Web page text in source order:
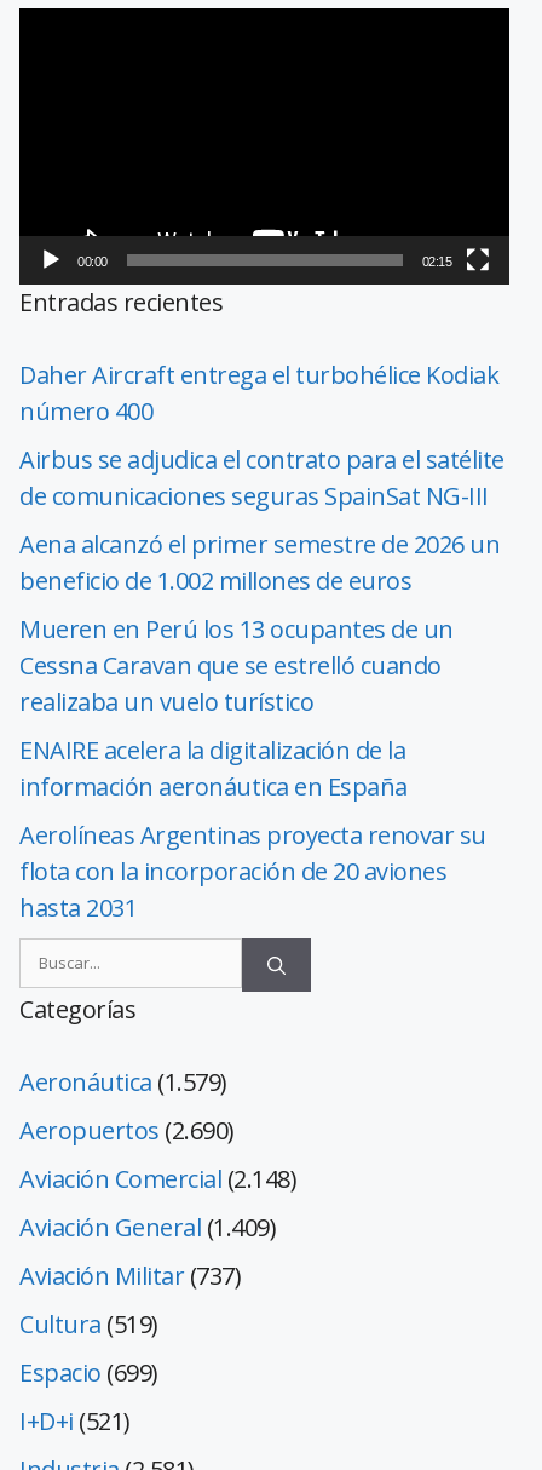
00:00 02:15
Entradas recientes
Daher Aircraft entrega el turbohélice Kodiak
número 400
Airbus se adjudica el contrato para el satélite
de comunicaciones seguras SpainSat NG-III
Aena alcanzó el primer semestre de 2026 un
beneficio de 1.002 millones de euros
Mueren en Perú los 13 ocupantes de un
Cessna Caravan que se estrelló cuando
realizaba un vuelo turístico
ENAIRE acelera la digitalización de la
información aeronáutica en España
Aerolíneas Argentinas proyecta renovar su
flota con la incorporación de 20 aviones
hasta 2031
Categorías
Aeronáutica (1.579)
Aeropuertos (2.690)
Aviación Comercial (2.148)
Aviación General (1.409)
Aviación Militar(737)
Cultura (519)
Espacio (699)
I+D+i (521)